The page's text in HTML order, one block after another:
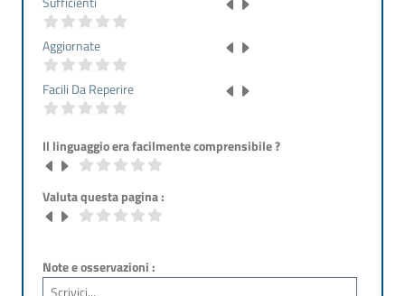
Aggiornate
Facili Da Reperire
Il linguaggio era facilmente comprensibile ?
Valuta questa pagina :
Note e osservazioni :